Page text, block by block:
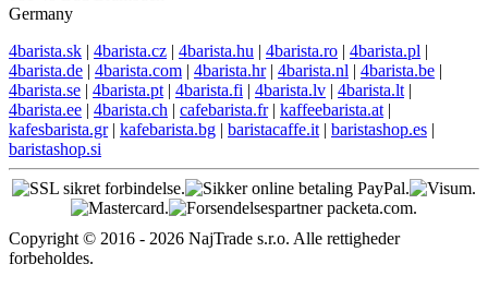
Germany
4barista.sk | 4barista.cz | 4barista.hu | 4barista.ro | 4barista.pl |
4barista.de | 4barista.com | 4barista.hr| 4barista.nl | 4barista.be |
4barista.se | 4barista.pt | 4barista.fi | 4barista.lv | 4barista.lt |
4barista.ee | 4barista.ch | cafebarista.fr| kaffeebarista.at |
kafesbarista.gr| kafebarista.bg | baristacaffe.it | baristashop.es |
baristashop.si
Copyright © 2016 - 2026 NajTrade s.r.o. Alle rettigheder
forbeholdes.